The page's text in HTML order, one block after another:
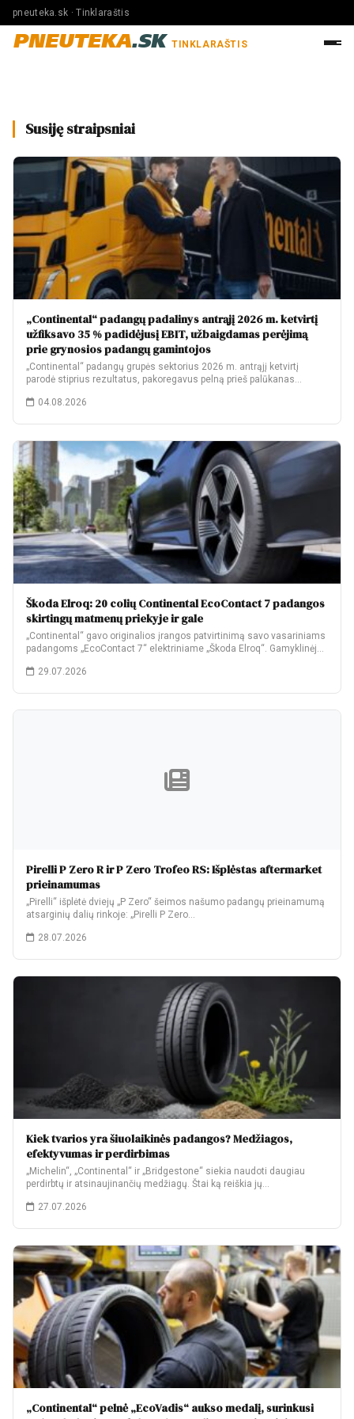
pneuteka.sk · Tinklaraštis
PNEUTEKA.SK TINKLARAŠTIS
Susiję straipsniai
„Continental“ padangų padalinys antrąjį 2026 m. ketvirtį
užfiksavo 35 % padidėjusį EBIT, užbaigdamas perėjimą
prie grynosios padangų gamintojos
„Continental“ padangų grupės sektorius 2026 m. antrąjį ketvirtį
parodė stiprius rezultatus, pakoregavus pelną prieš palūkanas…
04.08.2026
Škoda Elroq: 20 colių Continental EcoContact 7 padangos
skirtingų matmenų priekyje ir gale
„Continental“ gavo originalios įrangos patvirtinimą savo vasariniams
padangoms „EcoContact 7“ elektriniame „Škoda Elroq“. Gamyklinėje
29.07.2026
Pirelli P Zero R ir P Zero Trofeo RS: Išplėstas aftermarket
prieinamumas
„Pirelli“ išplėtė dviejų „P Zero“ šeimos našumo padangų prieinamumą
atsarginių dalių rinkoje: „Pirelli P Zero…
28.07.2026
Kiek tvarios yra šiuolaikinės padangos? Medžiagos,
efektyvumas ir perdirbimas
„Michelin“, „Continental“ ir „Bridgestone“ siekia naudoti daugiau
perdirbtų ir atsinaujinančių medžiagų. Štai ką reiškia jų…
27.07.2026
„Continental“ pelnė „EcoVadis“ aukso medalį, surinkusi